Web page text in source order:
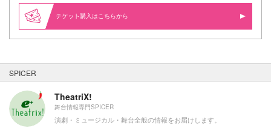
購入はこちらから
SPICER
TheatriX!
舞台情報専門SPICER
演劇・ミュージカル・舞台全般の情報をお届けします。